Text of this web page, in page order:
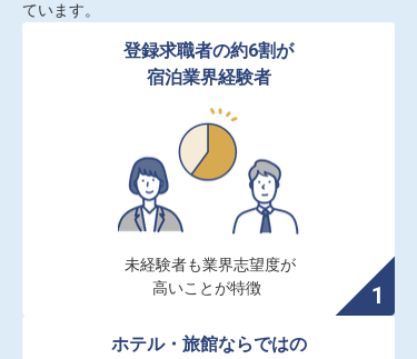
ています。
登録求職者の約6割が
宿泊業界経験者
未経験者も業界志望度が
高いことが特徴
ホテル・旅館ならではの